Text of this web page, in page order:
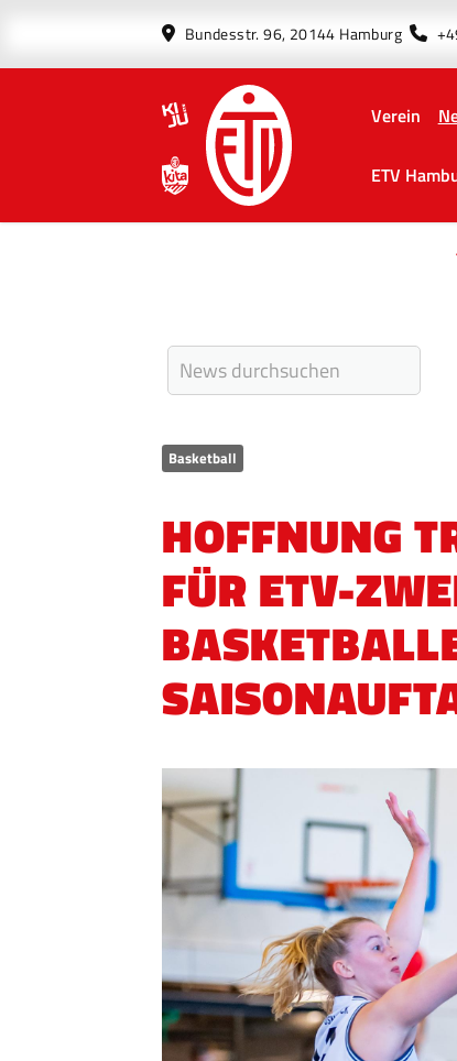
Bundesstr. 96, 20144 Hamburg
Verein
ETV
Basketball
HOFFNUNG
FÜR ETV-
QUICKLINKS
Sportangebote finden